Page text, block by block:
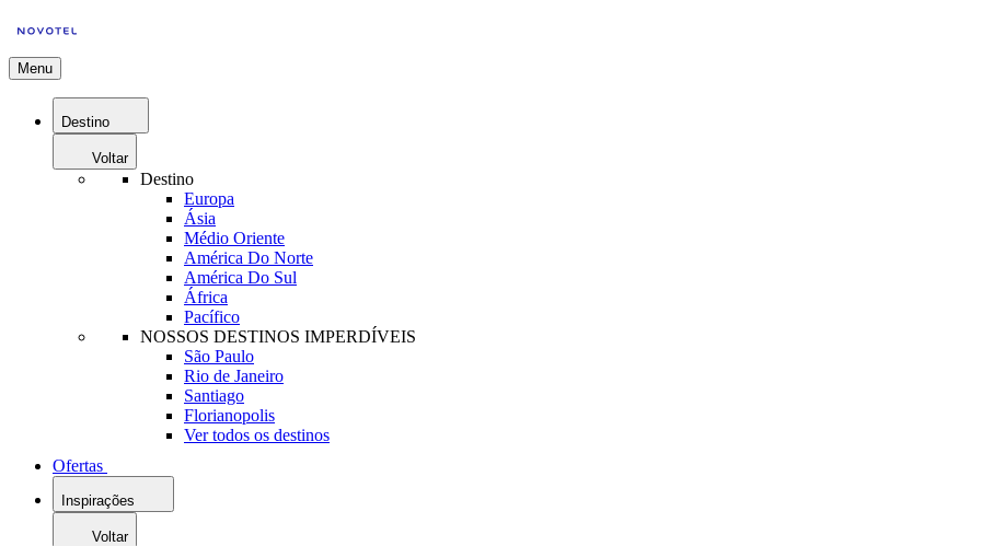
Menu
Destino
Voltar
Destino
Europa
Ásia
Médio Oriente
América Do Norte
América Do Sul
África
Pacífico
NOSSOS DESTINOS IMPERDÍVEIS
São Paulo
Rio de Janeiro
Santiago
Florianopolis
Ver todos os destinos
Ofertas
Inspirações
Voltar